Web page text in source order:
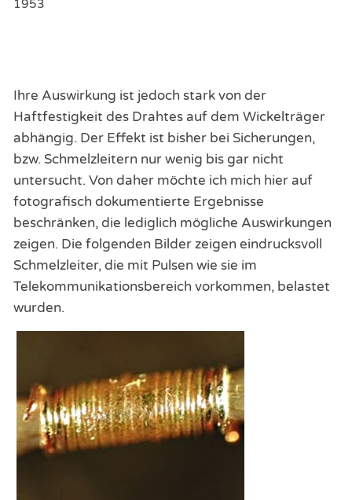
1953
Ihre Auswirkung ist jedoch stark von der
Haftfestigkeit des Drahtes auf dem Wickelträger
abhängig. Der Effekt ist bisher bei Sicherungen,
bzw. Schmelzleitern nur wenig bis gar nicht
untersucht. Von daher möchte ich mich hier auf
fotografisch dokumentierte Ergebnisse
beschränken, die lediglich mögliche Auswirkungen
zeigen. Die folgenden Bilder zeigen eindrucksvoll
Schmelzleiter, die mit Pulsen wie sie im
Telekommunikationsbereich vorkommen, belastet
wurden.